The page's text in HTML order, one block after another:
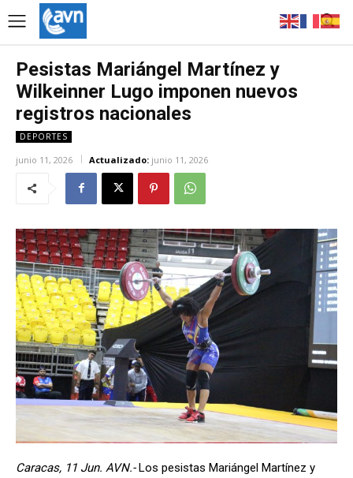
Pesistas Mariángel Martínez y
Wilkeinner Lugo imponen nuevos
registros nacionales
DEPORTES
junio 11, 2026 Actualizado: junio 11, 2026
Caracas, 11 Jun. AVN.-Los pesistas Mariángel Martínez y